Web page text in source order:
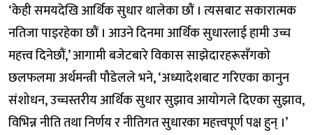
‘केही समयदेखि आर्थिक सुधार थालेका छौं । त्यसबाट सकारात्मक
नतिजा पाइरहेका छौं । आउने दिनमा आर्थिक सुधारलाई हामी उच्च
महत्त्व दिनेछौं,’ आगामी बजेटबारे विकास साझेदारहरूसँगको
छलफलमा अर्थमन्त्री पौडेलले भने, ‘अध्यादेशबाट गरिएका कानुन
संशोधन, उच्चस्तरीय आर्थिक सुधार सुझाव आयोगले दिएका सुझाव,
विभिन्न नीति तथा निर्णय र नीतिगत सुधारका महत्त्वपूर्ण पक्ष हुन् ।’